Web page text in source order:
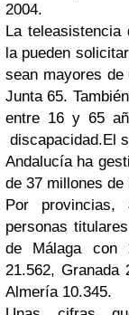
2004.
La teleasistencia
la pueden
sean mayores
Junta 65.
entre 16 y 65
discapacidad.El
Andalucía ha
de 37 millones de
Por provincias,
personas
de Málaga con
21.562, Granada
Almería 10.345.